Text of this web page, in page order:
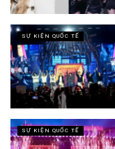
SỰ KIỆN QUỐC TẾ
SỰ KIỆN QUỐC TẾ